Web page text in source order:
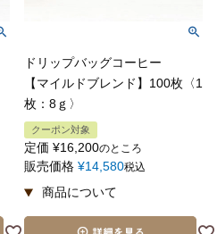
ドリップバッグコーヒー
【マイルドブレンド】100枚〈1
枚：8ｇ〉
クーポン対象
定価 ¥16,200のところ
販売価格 ¥14,580税込